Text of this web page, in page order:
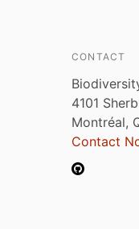
CONTACT
4101
Montréal,
Contact